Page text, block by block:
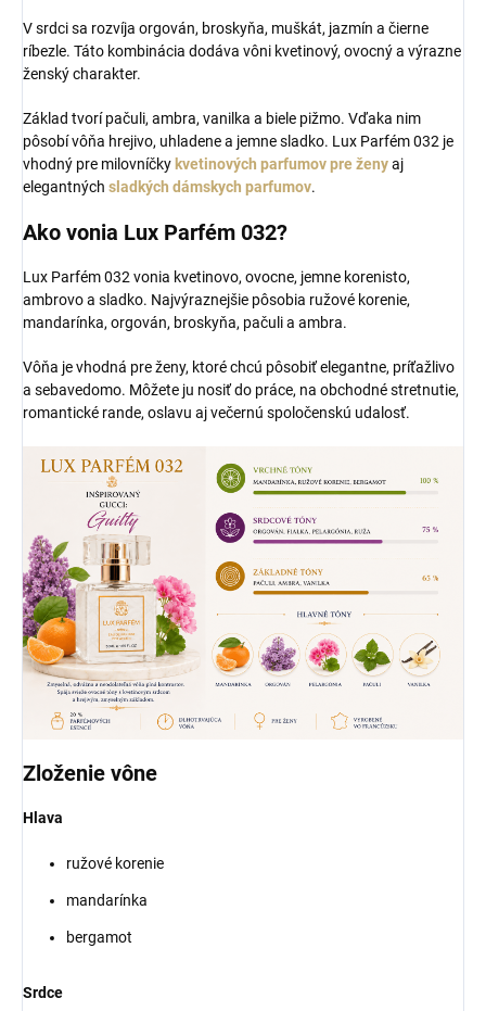
V srdci sa rozvíja orgován, broskyňa, muškát, jazmín a čierne
ríbezle. Táto kombinácia dodáva vôni kvetinový, ovocný a výrazne
ženský charakter.
Základ tvorí pačuli, ambra, vanilka a biele pižmo. Vďaka nim
pôsobí vôňa hrejivo, uhladene a jemne sladko. Lux Parfém 032 je
vhodný pre milovníčky kvetinových parfumov pre ženyaj
elegantných sladkých dámskych parfumov.
Ako vonia Lux Parfém 032?
Lux Parfém 032 vonia kvetinovo, ovocne, jemne korenisto,
ambrovo a sladko. Najvýraznejšie pôsobia ružové korenie,
mandarínka, orgován, broskyňa, pačuli a ambra.
Vôňa je vhodná pre ženy, ktoré chcú pôsobiť elegantne, príťažlivo
a sebavedomo. Môžete ju nosiť do práce, na obchodné stretnutie,
romantické rande, oslavu aj večernú spoločenskú udalosť.
Zloženie vône
Hlava
ružové korenie
mandarínka
bergamot
Srdce